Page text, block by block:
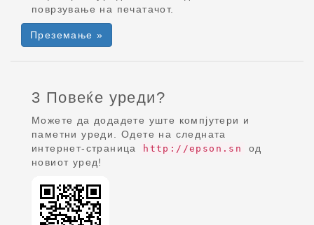
поврзување на печатачот.
Преземање »
3 Повеќе уреди?
Можете да додадете уште компјутери и
паметни уреди. Одете на следната
интернет-страница
http://epson.sn
од
новиот уред!